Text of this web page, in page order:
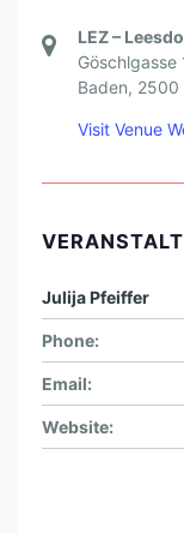
N
I
J
P
F
E
I
F
LEZ –
Göschlgasse
Baden, 2500
Visit Venue
Julija Pfeiffer
Phone:
Email:
Website: